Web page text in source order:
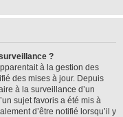
?
à la gestion des
des mises à jour. Depuis
à la surveillance d’un
sujet favoris a été mis à
d’être notifié lorsqu’il y